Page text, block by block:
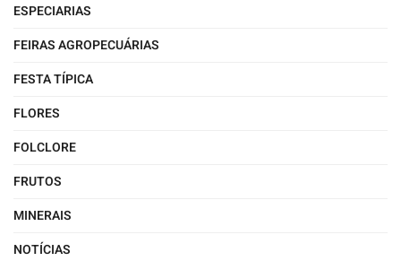
ESPECIARIAS
FEIRAS AGROPECUÁRIAS
FESTA TÍPICA
FLORES
FOLCLORE
FRUTOS
MINERAIS
NOTÍCIAS